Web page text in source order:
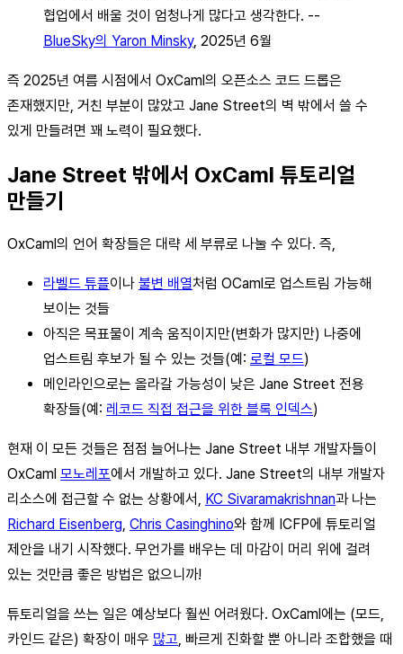
협업에서 배울 것이 엄청나게 많다고 생각한다. --
BlueSky의 Yaron Minsky, 2025년 6월
즉 2025년 여름 시점에서 OxCaml의 오픈소스 코드 드롭은
존재했지만, 거친 부분이 많았고 Jane Street의 벽 밖에서 쓸 수
있게 만들려면 꽤 노력이 필요했다.
Jane Street 밖에서 OxCaml 튜토리얼
만들기
OxCaml의 언어 확장들은 대략 세 부류로 나눌 수 있다. 즉,
라벨드 튜플이나 불변 배열처럼 OCaml로 업스트림 가능해
보이는 것들
아직은 목표물이 계속 움직이지만(변화가 많지만) 나중에
업스트림 후보가 될 수 있는 것들(예: 로컬 모드)
메인라인으로는 올라갈 가능성이 낮은 Jane Street 전용
확장들(예: 레코드 직접 접근을 위한 블록 인덱스)
현재 이 모든 것들은 점점 늘어나는 Jane Street 내부 개발자들이
OxCaml 모노레포에서 개발하고 있다. Jane Street의 내부 개발자
리소스에 접근할 수 없는 상황에서, KC Sivaramakrishnan과 나는
Richard Eisenberg Chris Casinghino와 함께 ICFP에 튜토리얼
제안을 내기 시작했다. 무언가를 배우는 데 마감이 머리 위에 걸려
있는 것만큼 좋은 방법은 없으니까!
튜토리얼을 쓰는 일은 예상보다 훨씬 어려웠다. OxCaml에는 (모드,
카인드 같은) 확장이 매우 많고 , 빠르게 진화할 뿐 아니라 조합했을 때